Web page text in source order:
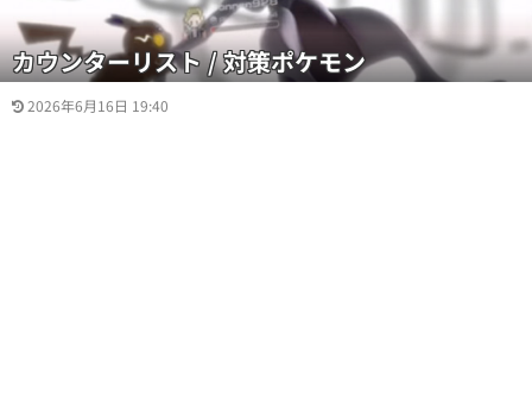
カウンターリスト / 対策ポケモン
2026年6月16日 19:40